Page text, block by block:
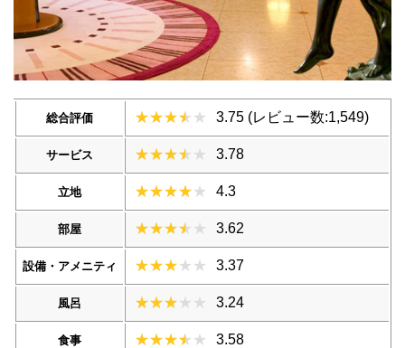
総合評価 3.75 (レビュー数:1,549)
サービス 3.78
立地 4.3
部屋 3.62
設備・アメニティ 3.37
風呂 3.24
食事 3.58